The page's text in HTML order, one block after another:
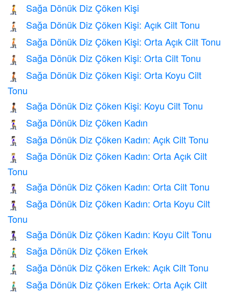
🧎‍➡️ Sağa Dönük Diz Çöken Kişi
🧎🏻‍➡️ Sağa Dönük Diz Çöken Kişi: Açık Cilt Tonu
🧎🏼‍➡️ Sağa Dönük Diz Çöken Kişi: Orta Açık Cilt Tonu
🧎🏽‍➡️ Sağa Dönük Diz Çöken Kişi: Orta Cilt Tonu
🧎🏾‍➡️
Sağa Dönük Diz Çöken Kişi: Orta Koyu Cilt
Tonu
🧎🏿‍➡️ Sağa Dönük Diz Çöken Kişi: Koyu Cilt Tonu
🧎‍♀️‍➡️ Sağa Dönük Diz Çöken Kadın
🧎🏻‍♀️‍➡️ Sağa Dönük Diz Çöken Kadın: Açık Cilt Tonu
🧎🏼‍♀️‍➡️
Sağa Dönük Diz Çöken Kadın: Orta Açık Cilt
Tonu
🧎🏽‍♀️‍➡️ Sağa Dönük Diz Çöken Kadın: Orta Cilt Tonu
🧎🏾‍♀️‍➡️
Sağa Dönük Diz Çöken Kadın: Orta Koyu Cilt
Tonu
🧎🏿‍♀️‍➡️ Sağa Dönük Diz Çöken Kadın: Koyu Cilt Tonu
🧎‍♂️‍➡️ Sağa Dönük Diz Çöken Erkek
🧎🏻‍♂️‍➡️ Sağa Dönük Diz Çöken Erkek: Açık Cilt Tonu
🧎🏼‍♂️‍➡️
Sağa Dönük Diz Çöken Erkek: Orta Açık Cilt